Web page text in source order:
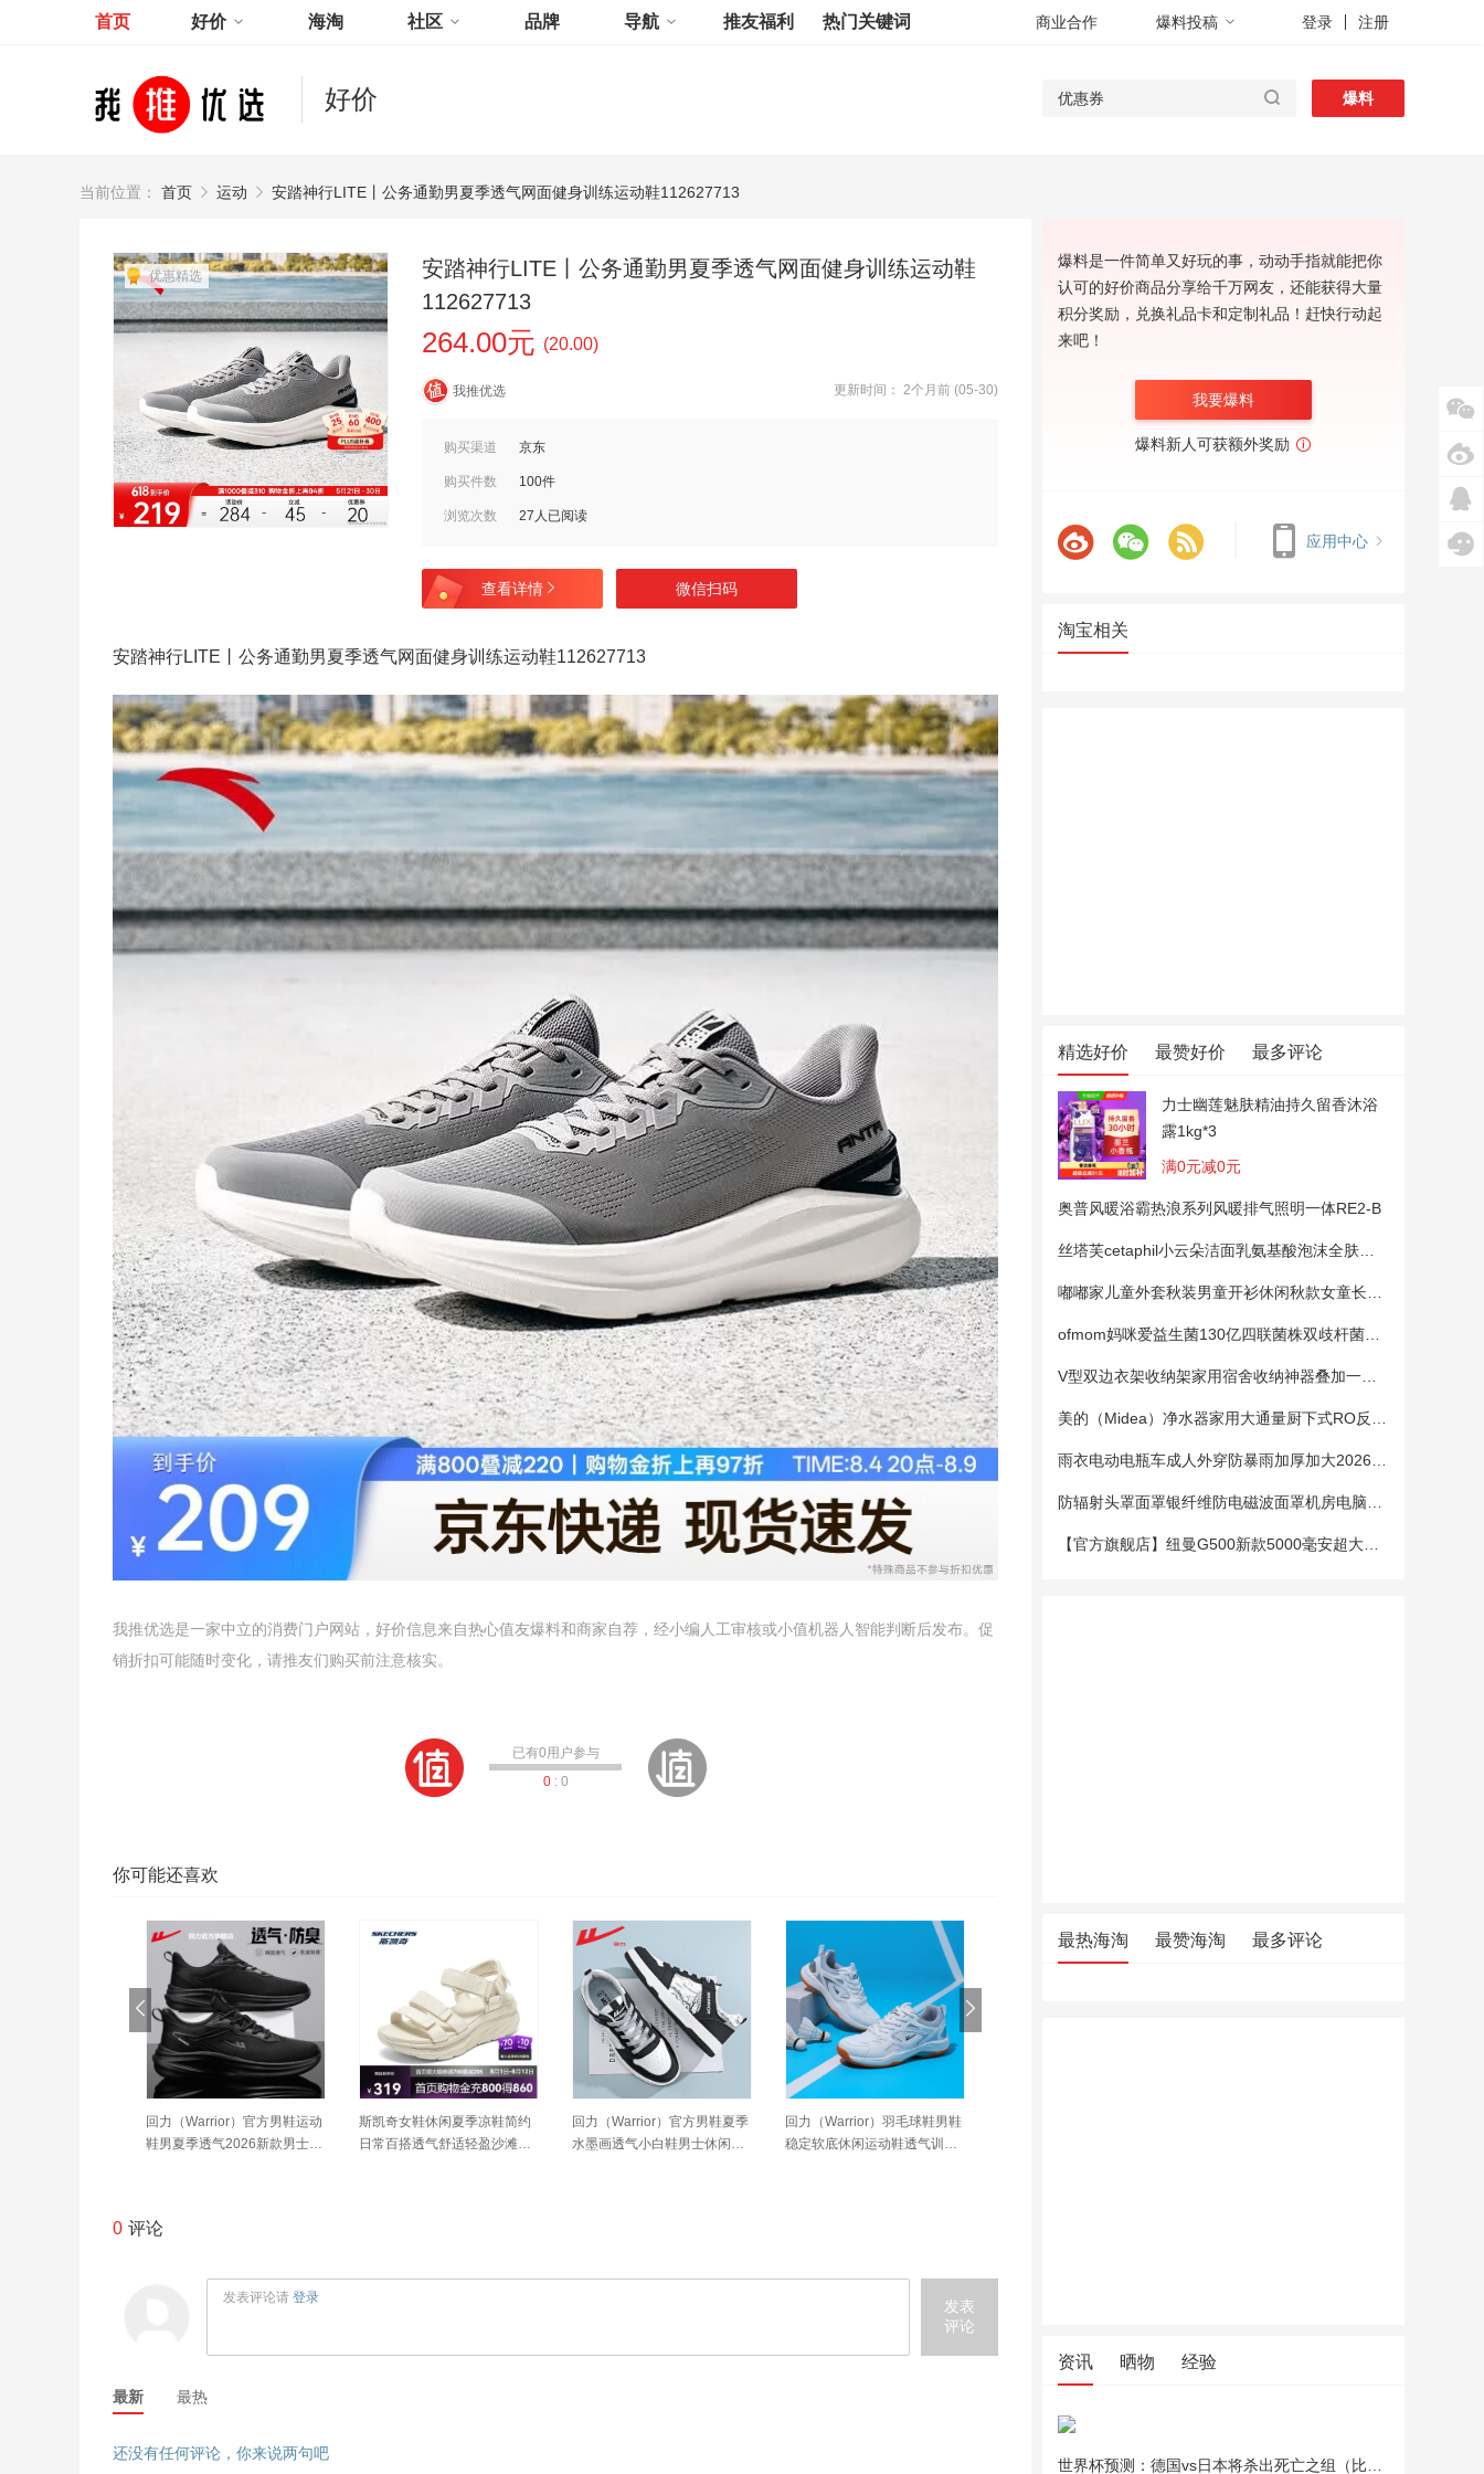
首页 好价 海淘 社区 品牌 导航 推友福利 热门关键词 商业合作 爆料投稿 登录 注册
好价 爆料
当前位置： 首页 运动 安踏神行LITE丨公务通勤男夏季透气网面健身训练运动鞋112627713
优惠精选
安踏神行LITE丨公务通勤男夏季透气网面健身训练运动鞋
112627713
264.00元 (20.00)
我推优选 更新时间： 2个月前 (05-30)
购买渠道 京东
购买件数 100件
浏览次数 27人已阅读
查看详情 微信扫码
安踏神行LITE丨公务通勤男夏季透气网面健身训练运动鞋112627713
我推优选是一家中立的消费门户网站，好价信息来自热心值友爆料和商家自荐，经小编人工审核或小值机器人智能判断后发布。促
销折扣可能随时变化，请推友们购买前注意核实。
已有0用户参与
0: 0
你可能还喜欢
回力（Warrior）官方男鞋运动
鞋男夏季透气2026新款男士休
斯凯奇女鞋休闲夏季凉鞋简约
日常百搭透气舒适轻盈沙滩鞋1
回力（Warrior）官方男鞋夏季
水墨画透气小白鞋男士休闲板
回力（Warrior）羽毛球鞋男鞋
稳定软底休闲运动鞋透气训练
0 评论
发表评论请 登录
发表
评论
最新 最热
还没有任何评论，你来说两句吧
爆料是一件简单又好玩的事，动动手指就能把你
认可的好价商品分享给千万网友，还能获得大量
积分奖励，兑换礼品卡和定制礼品！赶快行动起
来吧！
我要爆料
爆料新人可获额外奖励
应用中心
淘宝相关
精选好价 最赞好价 最多评论
力士幽莲魅肤精油持久留香沐浴
露1kg*3
满0元减0元
奥普风暖浴霸热浪系列风暖排气照明一体RE2-B
最热海淘 最赞海淘 最多评论
资讯 晒物 经验